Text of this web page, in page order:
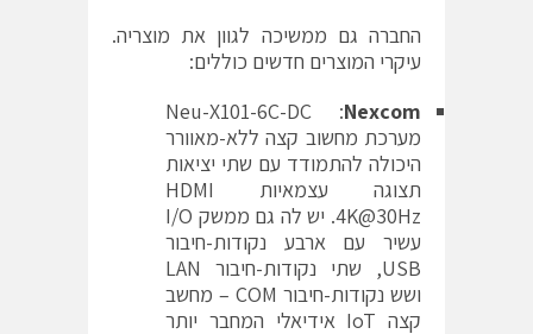
החברה גם ממשיכה לגוון את מוצריה.
עיקרי המוצרים חדשים כוללים:
Nexcom
: Neu-X101-6C-DC
מערכת מחשוב קצה ללא-מאוורר
היכולה להתמודד עם שתי יציאות
תצוגה עצמאיות HDMI
4K@30Hz. יש לה גם ממשק I/O
עשיר עם ארבע נקודות-חיבור
USB, שתי נקודות-חיבור LAN
ושש נקודות-חיבור COM – מחשב
קצה IoT אידיאלי המחבר יותר